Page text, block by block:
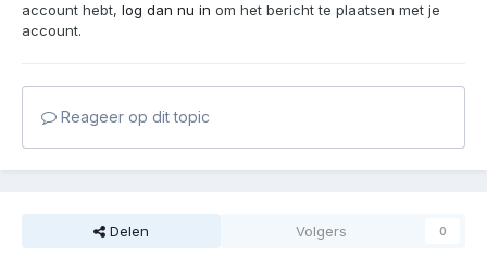
account hebt, log dan nu in om het bericht te plaatsen met je
account.
Reageer op dit topic
Delen Volgers 0